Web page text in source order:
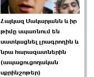
Սահմանադրական
դատարանը մերժեց ›››
2026-07-02 00:39:00
Հայկազ Մակարյանն և իր
թիմը սպառնում են
սատկացնել լրագրողին և
նրա հարազատներին
(ապացուցողական
սքրինշոթեր)